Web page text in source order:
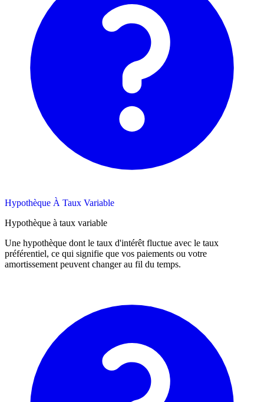
Hypothèque À Taux Variable
Hypothèque à taux variable
Une hypothèque dont le taux d'intérêt fluctue avec le taux
préférentiel, ce qui signifie que vos paiements ou votre
amortissement peuvent changer au fil du temps.